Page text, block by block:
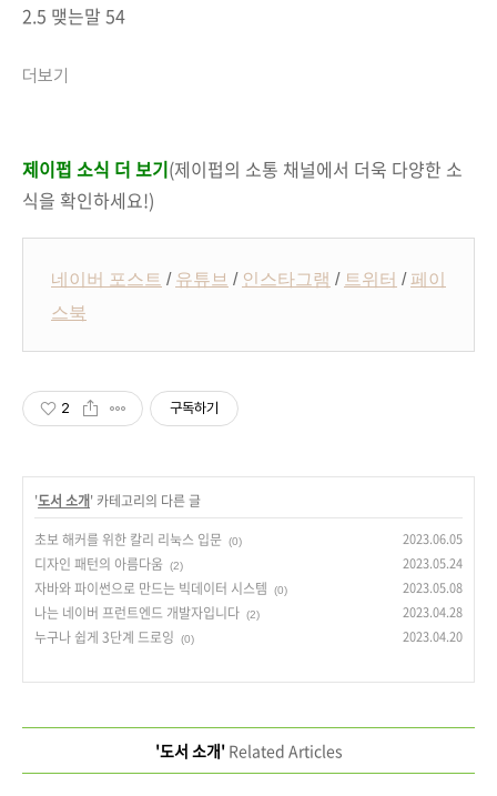
2.5 맺는말 54
더보기
제이펍 소식 더 보기(제이펍의 소통 채널에서 더욱 다양한 소
식을 확인하세요!)
네이버 포스트 / 유튜브 / 인스타그램 / 트위터 /페이
스북
2 구독하기
'도서 소개' 카테고리의 다른 글
초보 해커를 위한 칼리 리눅스 입문 (0) 2023.06.05
디자인 패턴의 아름다움 (2) 2023.05.24
자바와 파이썬으로 만드는 빅데이터 시스템 (0) 2023.05.08
나는 네이버 프런트엔드 개발자입니다 (2) 2023.04.28
누구나 쉽게 3단계 드로잉 (0) 2023.04.20
'도서 소개'Related Articles